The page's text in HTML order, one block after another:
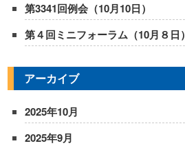
第3341回例会（10月10日）
第４回ミニフォーラム（10月８日）
アーカイブ
2025年10月
2025年9月